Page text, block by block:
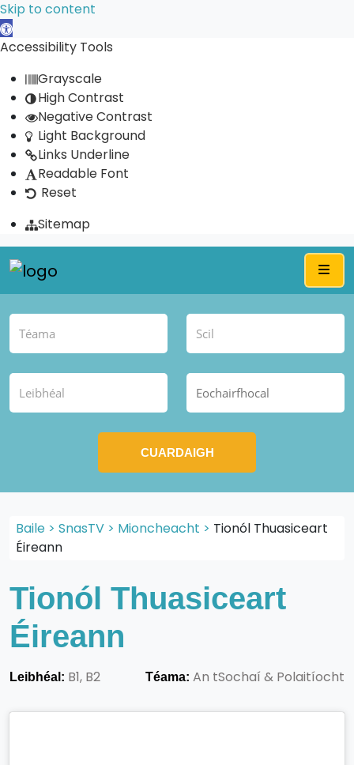
Skip to content
Open toolbar
Accessibility Tools
Grayscale
High Contrast
Negative Contrast
Light Background
Links Underline
Readable Font
Reset
Sitemap
Baile > SnasTV > Mioncheacht > Tionól Thuasiceart
Éireann
Tionól Thuasiceart
Éireann
Leibhéal: B1, B2 Téama: An tSochaí & Polaitíocht